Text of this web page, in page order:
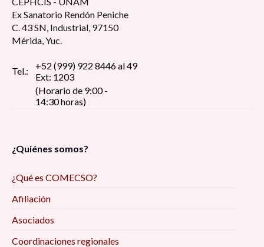
Ex Sanatorio Rendón Peniche
C. 43 SN, Industrial, 97150
Mérida, Yuc.
Tel.:
+52 (999) 922 8446 al 49
Ext: 1203
(Horario de 9:00 -
14:30 horas)
¿Quiénes somos?
¿Qué es COMECSO?
Afiliación
Asociados
Coordinaciones regionales